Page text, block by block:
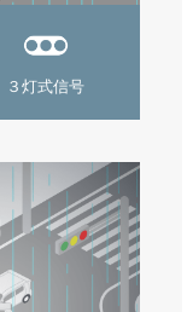
３灯式信号